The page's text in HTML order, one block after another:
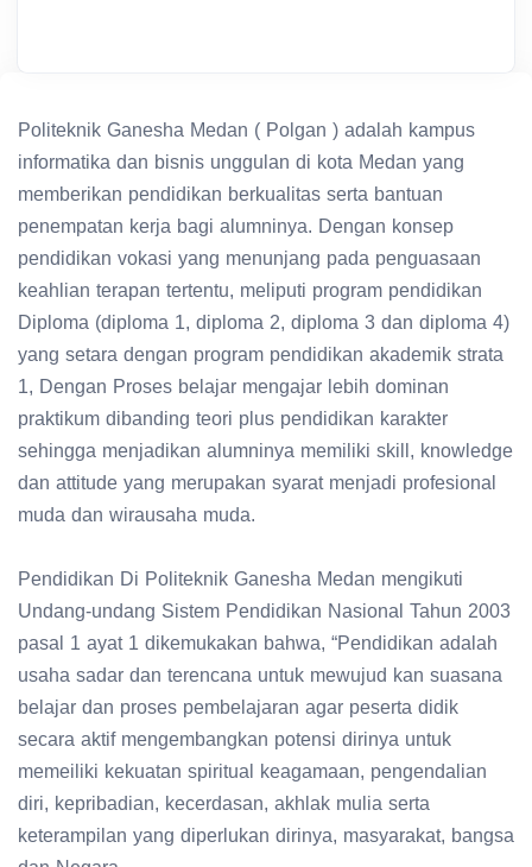
Politeknik Ganesha Medan ( Polgan ) adalah kampus
informatika dan bisnis unggulan di kota Medan yang
memberikan pendidikan berkualitas serta bantuan
penempatan kerja bagi alumninya. Dengan konsep
pendidikan vokasi yang menunjang pada penguasaan
keahlian terapan tertentu, meliputi program pendidikan
Diploma (diploma 1, diploma 2, diploma 3 dan diploma 4)
yang setara dengan program pendidikan akademik strata
1, Dengan Proses belajar mengajar lebih dominan
praktikum dibanding teori plus pendidikan karakter
sehingga menjadikan alumninya memiliki skill, knowledge
dan attitude yang merupakan syarat menjadi profesional
muda dan wirausaha muda.
Pendidikan Di Politeknik Ganesha Medan mengikuti
Undang-undang Sistem Pendidikan Nasional Tahun 2003
pasal 1 ayat 1 dikemukakan bahwa, “Pendidikan adalah
usaha sadar dan terencana untuk mewujud kan suasana
belajar dan proses pembelajaran agar peserta didik
secara aktif mengembangkan potensi dirinya untuk
memeiliki kekuatan spiritual keagamaan, pengendalian
diri, kepribadian, kecerdasan, akhlak mulia serta
keterampilan yang diperlukan dirinya, masyarakat, bangsa